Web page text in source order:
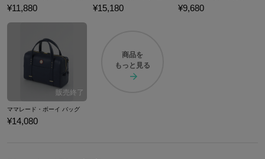
¥11,880 ¥15,180 ¥9,680
ママレード・ボーイ バッグ
¥14,080
商品を
もっと見る